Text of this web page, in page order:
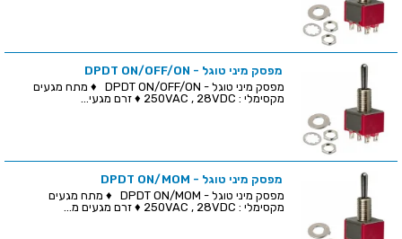
מפסק מיני טוגל - DPDT ON/OFF/ON
מפסק מיני טוגל - DPDT ON/OFF/ON ♦ מתח מגעים
מקסימלי : 250VAC , 28VDC ♦ זרם מגעי...
מפסק מיני טוגל - DPDT ON/MOM
מפסק מיני טוגל - DPDT ON/MOM ♦ מתח מגעים
מקסימלי : 250VAC , 28VDC ♦ זרם מגעים מ...